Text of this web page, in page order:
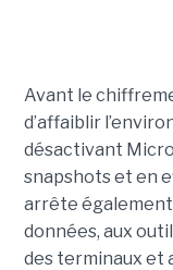
Avant le
d’affaiblir
désactivant
snapshots et en
arrête également
données, aux
des terminaux et